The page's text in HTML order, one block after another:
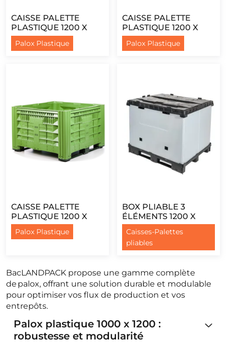
CAISSE PALETTE
PLASTIQUE 1200 X
1000 - AJOURÉE - 2
SEMELLES
Palox Plastique
CAISSE PALETTE
PLASTIQUE 1200 X
1200 - AJOURÉE - 2
SEMELLES
Palox Plastique
CAISSE PALETTE
PLASTIQUE 1200 X
1200 - AJOURÉE - 3
SEMELLES
Palox Plastique
BOX PLIABLE 3
ÉLÉMENTS 1200 X
1000 MM
Caisses-Palettes
pliables
BacLANDPACK propose une gamme complète
de palox, offrant une solution durable et modulable
pour optimiser vos flux de production et vos
entrepôts.
Palox plastique 1000 x 1200 :
robustesse et modularité